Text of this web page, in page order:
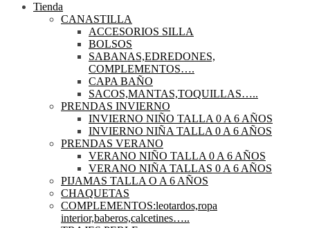
Tienda
CANASTILLA
ACCESORIOS SILLA
BOLSOS
SABANAS,EDREDONES,
COMPLEMENTOS….
CAPA BAÑO
SACOS,MANTAS,TOQUILLAS…..
PRENDAS INVIERNO
INVIERNO NIÑO TALLA 0 A 6 AÑOS
INVIERNO NIÑA TALLA 0 A 6 AÑOS
PRENDAS VERANO
VERANO NIÑO TALLA 0 A 6 AÑOS
VERANO NIÑA TALLAS 0 A 6 AÑOS
PIJAMAS TALLA O A 6 AÑOS
CHAQUETAS
COMPLEMENTOS:leotardos,ropa
interior,baberos,calcetines…..